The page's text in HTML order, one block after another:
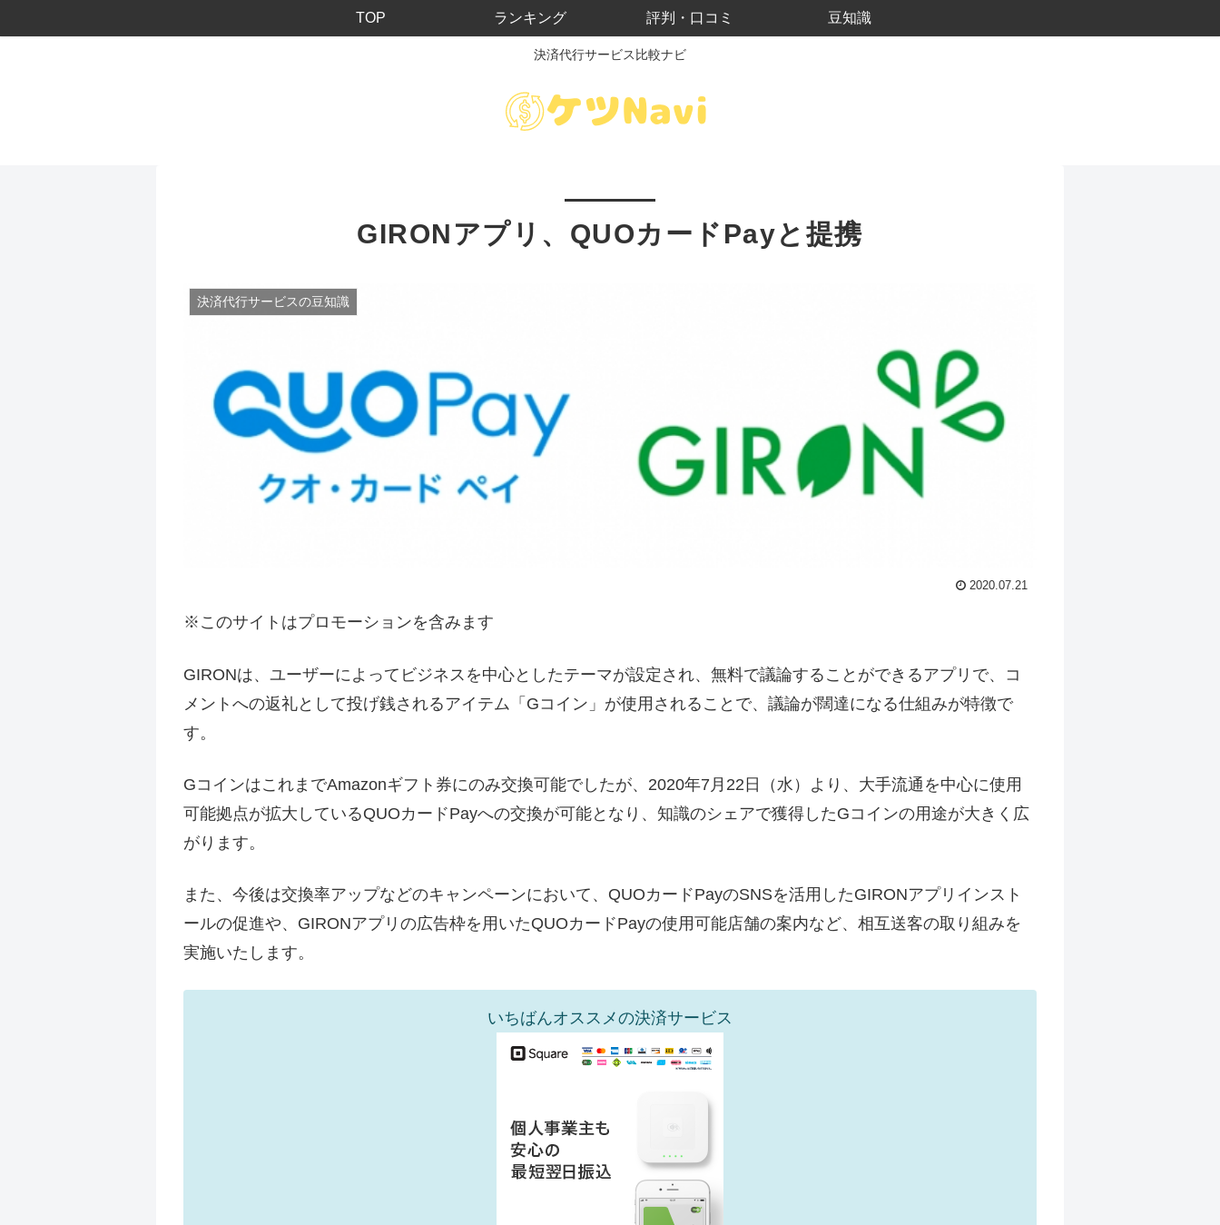
決済代行サービス比較ナビ
TOP ランキング 評判・口コミ 豆知識
GIRONアプリ、QUOカードPayと提携
決済代行サービスの豆知識
2020.07.21
※このサイトはプロモーションを含みます
GIRONは、ユーザーによってビジネスを中心としたテーマが設定され、無料で議論することができるアプリで、コ
メントへの返礼として投げ銭されるアイテム「Gコイン」が使用されることで、議論が闊達になる仕組みが特徴で
す。
GコインはこれまでAmazonギフト券にのみ交換可能でしたが、2020年7月22日（水）より、大手流通を中心に使用
可能拠点が拡大しているQUOカードPayへの交換が可能となり、知識のシェアで獲得したGコインの用途が大きく広
がります。
また、今後は交換率アップなどのキャンペーンにおいて、QUOカードPayのSNSを活用したGIRONアプリインスト
ールの促進や、GIRONアプリの広告枠を用いたQUOカードPayの使用可能店舗の案内など、相互送客の取り組みを
実施いたします。
いちばんオススメの決済サービス